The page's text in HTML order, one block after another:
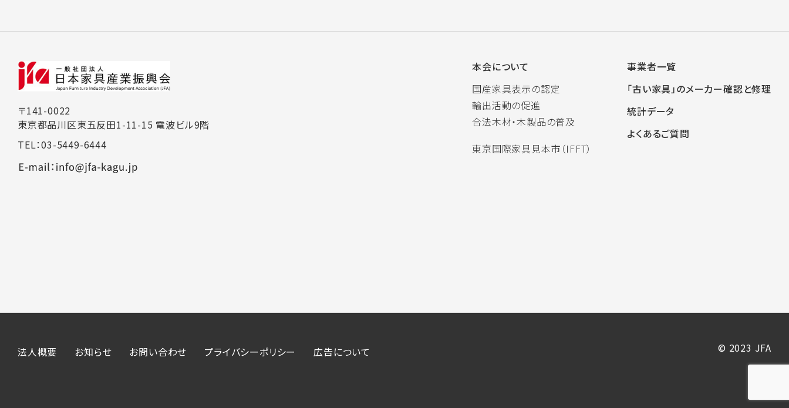
〒141-0022
東京都品川区東五反田1-11-15 電波ビル9階
TEL：03-5449-6444
本会について
国産家具表示の認定
輸出活動の促進
合法木材・木製品の普及
東京国際家具見本市（IFFT）
事業者一覧
「古い家具」のメーカー確認と修理
統計データ
よくあるご質問
法人概要 お知らせ お問い合わせ プライバシーポリシー 広告について © 2023 JFA